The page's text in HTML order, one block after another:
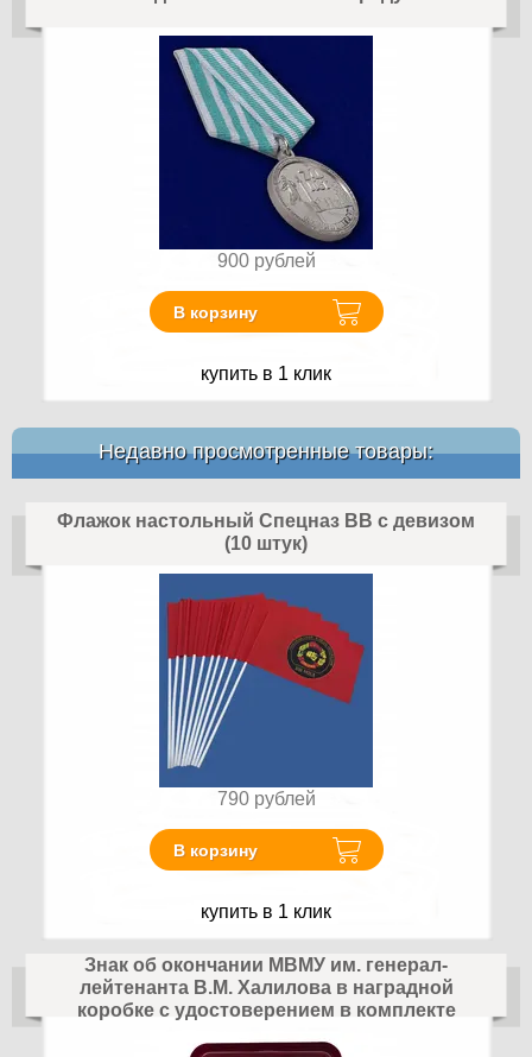
900 рублей
В корзину
купить в 1 клик
Недавно просмотренные товары:
Флажок настольный Спецназ ВВ с девизом
(10 штук)
790 рублей
В корзину
купить в 1 клик
Знак об окончании МВМУ им. генерал-
лейтенанта В.М. Халилова в наградной
коробке с удостоверением в комплекте